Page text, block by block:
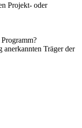
Projekt- oder
anerkannten Träger der